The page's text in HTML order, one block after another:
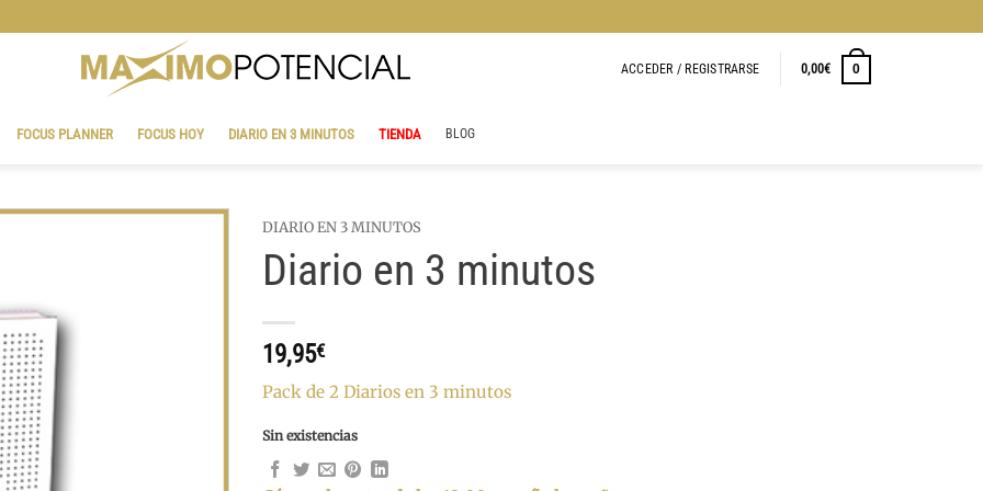
ACCEDER / REGISTRARSE 0,00€ 0
FOCUS PLANNER FOCUS HOY DIARIO EN 3 MINUTOS TIENDA BLOG
DIARIO EN 3 MINUTOS
Diario en 3 minutos
19,95€
Pack de 2 Diarios en 3 minutos
Sin existencias